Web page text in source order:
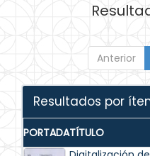
Anterior
Resultados por
PORTADATÍTULO